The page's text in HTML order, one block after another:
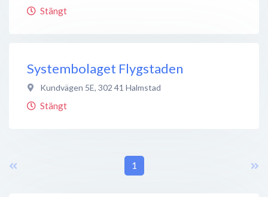
Stängt
Systembolaget Flygstaden
Kundvägen 5E, 302 41 Halmstad
Stängt
1